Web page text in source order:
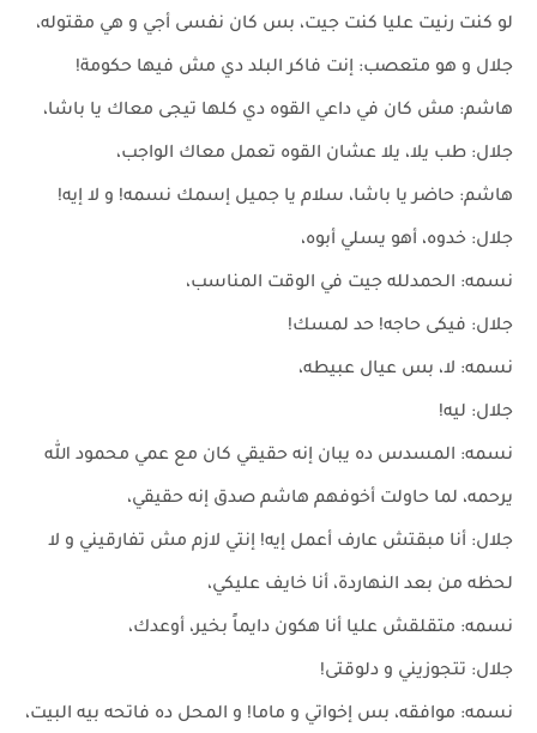
لو كنت رنيت عليا كنت جيت، بس كان نفسى أجي و هي مقتوله،
جلال و هو متعصب: إنت فاكر البلد دي مش فيها حكومة!
هاشم: مش كان في داعي القوه دي كلها تيجى معاك يا باشا،
جلال: طب يلا، يلا عشان القوه تعمل معاك الواجب،
هاشم: حاضر يا باشا، سلام يا جميل إسمك نسمه! و لا إيه!
جلال: خدوه، أهو يسلي أبوه،
نسمه: الحمدلله جيت في الوقت المناسب،
جلال: فيكى حاجه! حد لمسك!
نسمه: لا، بس عيال عبيطه،
جلال: ليه!
نسمه: المسدس ده يبان إنه حقيقي كان مع عمي محمود الله
يرحمه، لما حاولت أخوفهم هاشم صدق إنه حقيقي،
جلال: أنا مبقتش عارف أعمل إيه! إنتي لازم مش تفارقيني و لا
لحظه من بعد النهاردة، أنا خايف عليكي،
نسمه: متقلقش عليا أنا هكون دايماً بخير، أوعدك،
جلال: تتجوزيني و دلوقتى!
نسمه: موافقه، بس إخواتي و ماما! و المحل ده فاتحه بيه البيت،